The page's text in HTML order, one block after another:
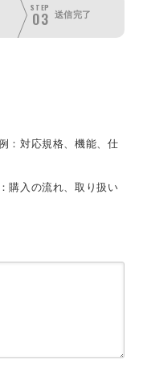
STEP
03 送信完了
例：対応規格、機能、仕
：購入の流れ、取り扱い